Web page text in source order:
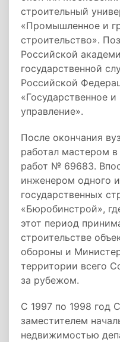
строительный
«Промышленное и
строительство».
Российской
государственной
Российской
«Государственное
управление».
После окончания
работал мастером в
работ № 69683.
инженером одного
государственных
«Бюробинстрой»,
этот период
строительстве
обороны и
территории всего
за рубежом.
С 1997 по 1998 год
заместителем
недвижимостью